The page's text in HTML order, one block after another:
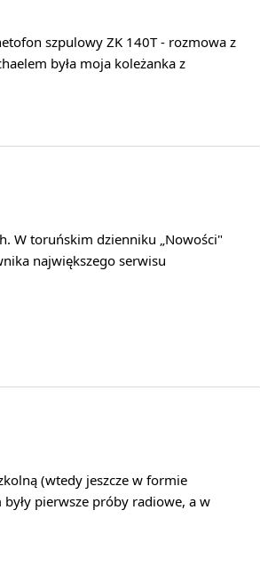
szpulowy ZK 140T - rozmowa z
była moja koleżanka z
W toruńskim dzienniku „Nowości"
największego serwisu
(wtedy jeszcze w formie
pierwsze próby radiowe, a w